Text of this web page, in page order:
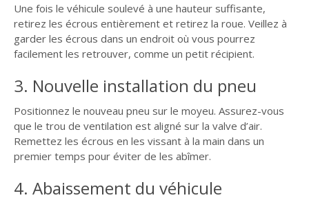
Une fois le véhicule soulevé à une hauteur suffisante,
retirez les écrous entièrement et retirez la roue. Veillez à
garder les écrous dans un endroit où vous pourrez
facilement les retrouver, comme un petit récipient.
3. Nouvelle installation du pneu
Positionnez le nouveau pneu sur le moyeu. Assurez-vous
que le trou de ventilation est aligné sur la valve d’air.
Remettez les écrous en les vissant à la main dans un
premier temps pour éviter de les abîmer.
4. Abaissement du véhicule